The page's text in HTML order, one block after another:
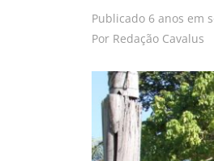
Publicado 6 anos em
Por Redação Cavalus